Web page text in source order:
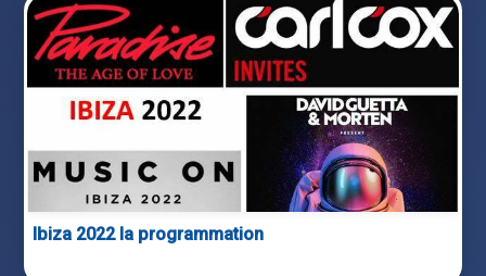
Ibiza 2022 la programmation